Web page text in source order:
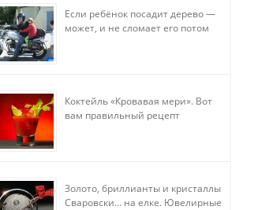
Если ребёнок посадит дерево —
может, и не сломает его потом
Коктейль «Кровавая мери». Вот
вам правильный рецепт
Золото, бриллианты и кристаллы
Сваровски… на елке. Ювелирные